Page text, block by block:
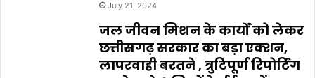
July 21, 2024
जल जीवन मिशन के कार्यों को लेकर
छत्तीसगढ़ सरकार का बड़ा एक्शन,
लापरवाही बरतने , त्रुटिपूर्ण रिपोर्टिंग